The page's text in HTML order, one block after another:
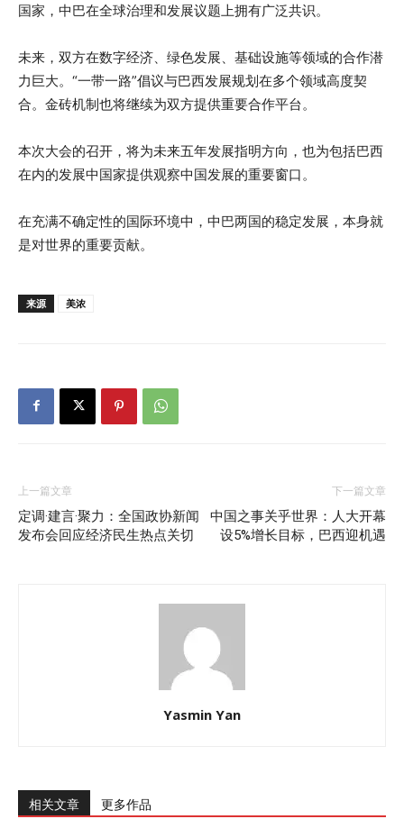
国家，中巴在全球治理和发展议题上拥有广泛共识。
未来，双方在数字经济、绿色发展、基础设施等领域的合作潜
力巨大。“一带一路”倡议与巴西发展规划在多个领域高度契
合。金砖机制也将继续为双方提供重要合作平台。
本次大会的召开，将为未来五年发展指明方向，也为包括巴西
在内的发展中国家提供观察中国发展的重要窗口。
在充满不确定性的国际环境中，中巴两国的稳定发展，本身就
是对世界的重要贡献。
来源 美浓
上一篇文章
定调·建言·聚力：全国政协新闻
发布会回应经济民生热点关切
下一篇文章
中国之事关乎世界：人大开幕
设5%增长目标，巴西迎机遇
Yasmin Yan
相关文章 更多作品